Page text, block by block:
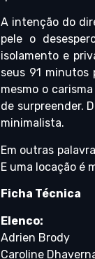
A intenção do
pele o
isolamento e
seus 91 minutos
mesmo o
de surpreender.
minimalista.
Em outras
E uma locação é
Ficha Técnica
Elenco:
Adrien Brody
Caroline